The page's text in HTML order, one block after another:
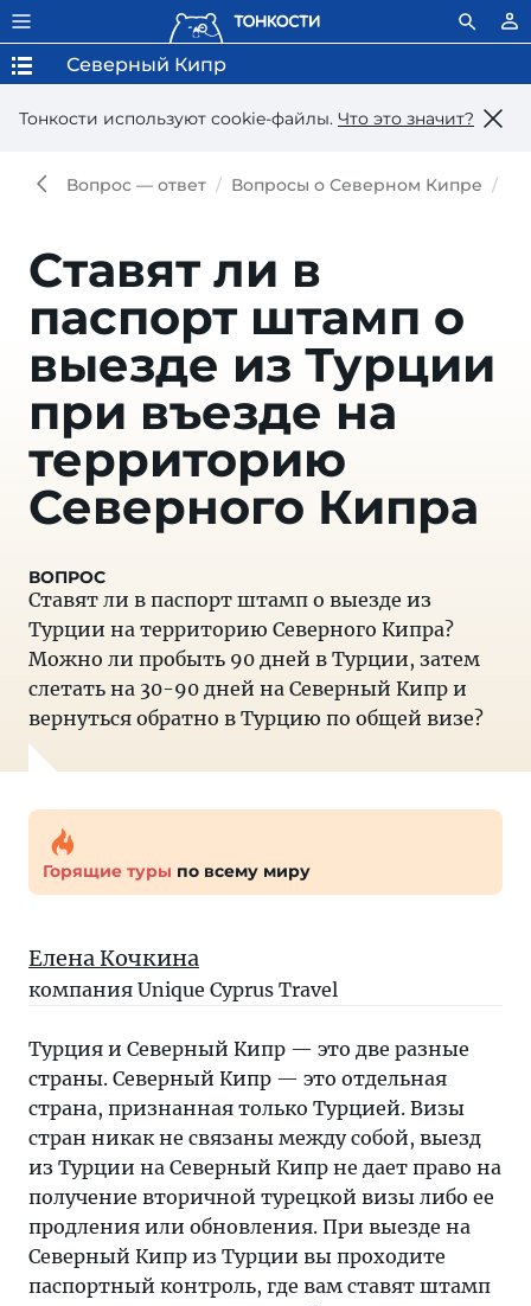
Тонкости используют сookie-файлы. Что это значит?
Северный Кипр
Вопрос — ответ Вопросы о Северном Кипре
Cтавят ли в
паспорт штамп о
выезде из Турции
при въезде на
территорию
Северного Кипра
Ставят ли в паспорт штамп о выезде из
Турции на территорию Северного Кипра?
Можно ли пробыть 90 дней в Турции, затем
слетать на 30-90 дней на Северный Кипр и
вернуться обратно в Турцию по общей визе?
Горящие туры по всему миру
Елена Кочкина
компания Unique Cyprus Travel
Турция и Северный Кипр — это две разные
страны. Северный Кипр — это отдельная
страна, признанная только Турцией. Визы
стран никак не связаны между собой, выезд
из Турции на Северный Кипр не дает право на
получение вторичной турецкой визы либо ее
продления или обновления. При выезде на
Северный Кипр из Турции вы проходите
паспортный контроль, где вам ставят штамп